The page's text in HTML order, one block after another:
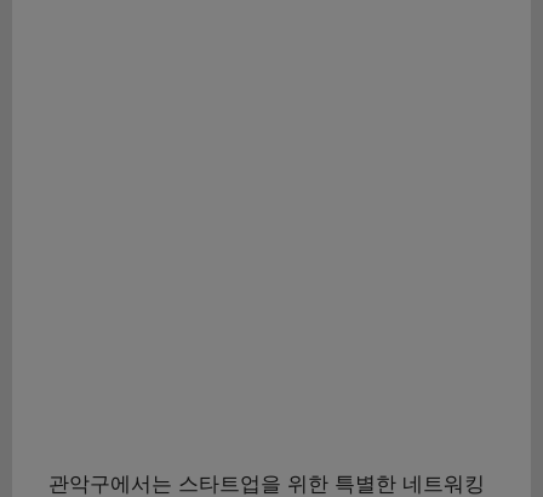
관악구에서는 스타트업을 위한 특별한 네트워킹